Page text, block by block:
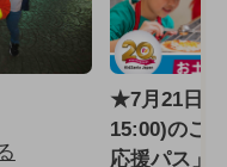
★7月21日～
15:00)のご
応援パス」